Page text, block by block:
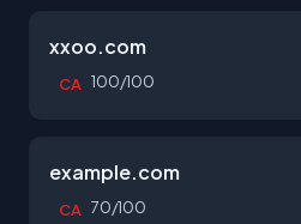
xxoo.com
CA 100/100
example.com
CA 70/100